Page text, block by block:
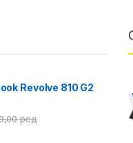
Revolve 810 G2
рсд